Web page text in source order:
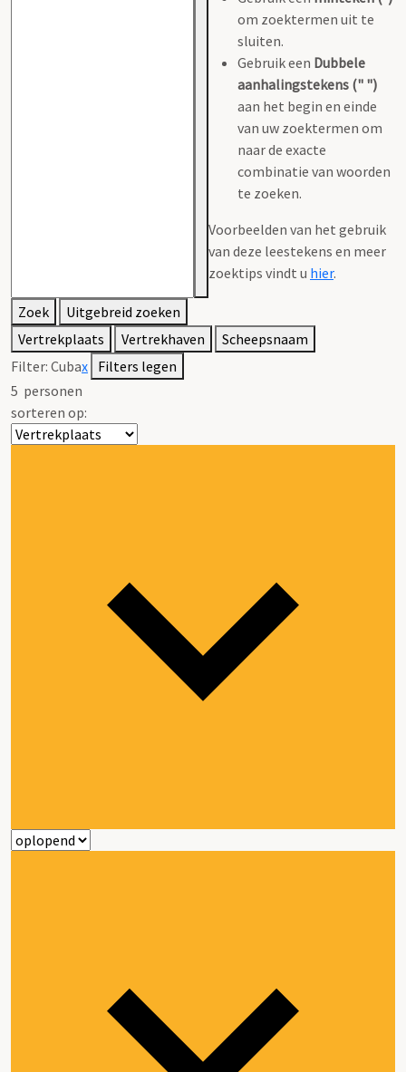
om zoektermen uit te
sluiten.
Gebruik een Dubbele
aanhalingstekens (" ")
aan het begin en einde
van uw zoektermen om
naar de exacte
combinatie van woorden
te zoeken.
Voorbeelden van het gebruik
van deze leestekens en meer
zoektips vindt u hier.
Zoek
Uitgebreid zoeken
Vertrekplaats
Vertrekhaven
Scheepsnaam
Filter: Cubax Filters legen
5 personen
sorteren op: